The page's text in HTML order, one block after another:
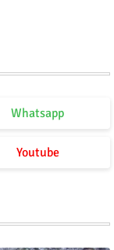
Whatsapp
Youtube